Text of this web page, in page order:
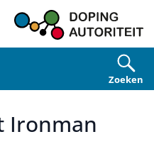
Zoeken
Ironman